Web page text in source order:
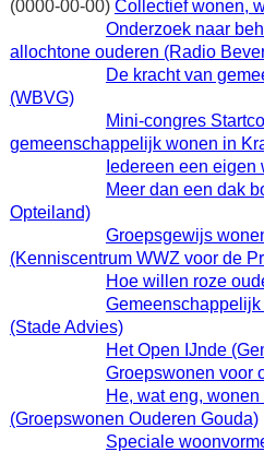
(0000-00-00) Collectief wonen,
Onderzoek naar
allochtone ouderen (Radio
De kracht van
(WBVG)
Mini-congres
gemeenschappelijk wonen in
Iedereen een
Meer dan een dak
Opteiland)
Groepsgewijs
(Kenniscentrum WWZ voor de
Hoe willen roze
(Stade Advies)
Het Open IJnde
Groepswonen voor
He, wat eng,
(Groepswonen Ouderen Gouda)
Speciale